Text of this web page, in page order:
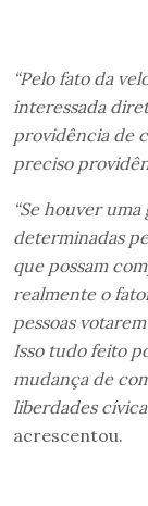
“Pelo fato da
interessada
providência de
preciso
“Se houver
determinadas
que possam
realmente o
pessoas
Isso tudo feito
mudança de
liberdades
acrescentou.